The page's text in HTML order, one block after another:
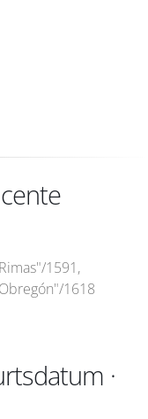
1591,
1618
·